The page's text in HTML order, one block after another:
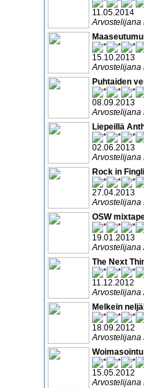
11.05.2014
Arvostelijana
15.10.2013
Arvostelijana
Puhtaiden
08.09.2013
Arvostelijana
Liepeillä
02.06.2013
Arvostelijana
Rock in
27.04.2013
Arvostelijana
OSW
19.01.2013
Arvostelijana
The Next
11.12.2012
Arvostelijana
Melkein
18.09.2012
Arvostelijana
15.05.2012
Arvostelijana